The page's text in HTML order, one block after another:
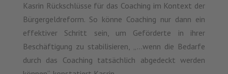
Kasrin Rückschlüsse für das Coaching im Kontext der
Bürgergeldreform. So könne Coaching nur dann ein
effektiver Schritt sein, um Geförderte in ihrer
Beschäftigung zu stabilisieren, „…wenn die Bedarfe
durch das Coaching tatsächlich abgedeckt werden